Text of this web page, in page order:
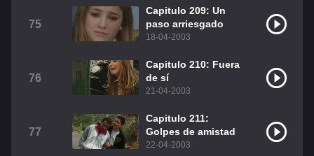
75
Capitulo 209: Un
paso arriesgado
18-04-2003
76
Capitulo 210: Fuera
de sí
21-04-2003
77
Capitulo 211:
Golpes de amistad
22-04-2003